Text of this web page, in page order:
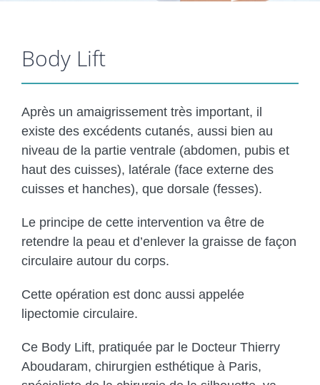
Body Lift
Après un amaigrissement très important, il
existe des excédents cutanés, aussi bien au
niveau de la partie ventrale (abdomen, pubis et
haut des cuisses), latérale (face externe des
cuisses et hanches), que dorsale (fesses).
Le principe de cette intervention va être de
retendre la peau et d’enlever la graisse de façon
circulaire autour du corps.
Cette opération est donc aussi appelée
lipectomie circulaire.
Ce Body Lift, pratiquée par le Docteur Thierry
Aboudaram, chirurgien esthétique à Paris,